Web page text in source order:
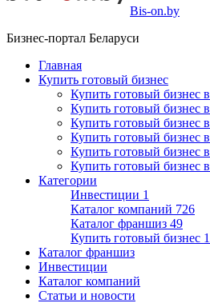
Bis-on.by
Бизнес-портал Беларуси
Главная
Купить готовый бизнес
Купить готовый бизнес
Купить готовый бизнес
Купить готовый бизнес
Купить готовый бизнес
Купить готовый бизнес
Купить готовый бизнес
Категории
Инвестиции 1
Каталог компаний 726
Каталог франшиз 49
Купить готовый бизнес
Каталог франшиз
Инвестиции
Каталог компаний
Статьи и новости